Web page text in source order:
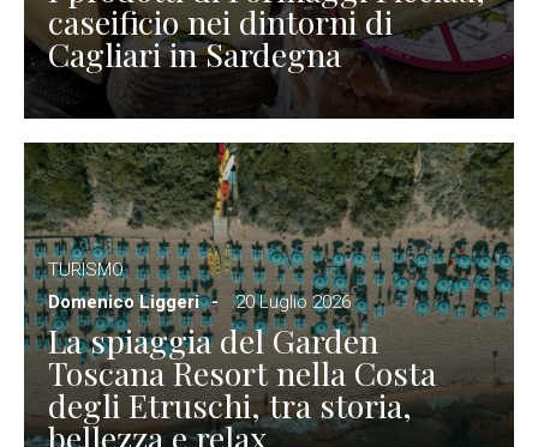
caseificio nei dintorni di
Cagliari in Sardegna
TURISMO
Domenico Liggeri
20 Luglio 2026
La spiaggia del Garden
Toscana Resort nella Costa
degli Etruschi, tra storia,
bellezza e relax